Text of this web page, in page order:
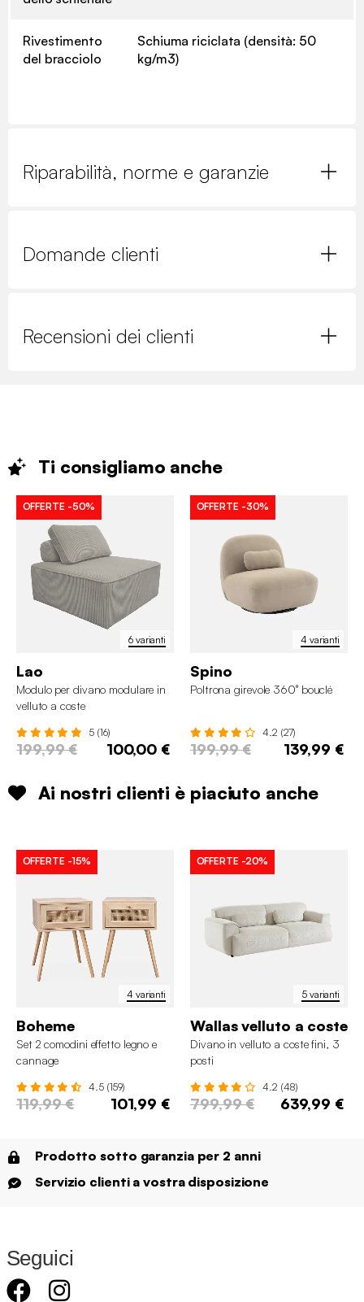
Rivestimento
del bracciolo
Schiuma riciclata (densità: 50
kg/m3)
Riparabilità, norme e garanzie
Domande clienti
Recensioni dei clienti
Ti consigliamo anche
6 varianti
OFFERTE -50%
Lao
Modulo per divano modulare in
velluto a coste
5 (16)
199,99 € 100,00 €
4 varianti
OFFERTE -30%
Spino
Poltrona girevole 360° bouclé
4.2 (27)
199,99 € 139,99 €
Ai nostri clienti è piaciuto anche
4 varianti
OFFERTE -15%
Boheme
Set 2 comodini effetto legno e
cannage
4.5 (159)
119,99 € 101,99 €
5 varianti
OFFERTE -20%
Wallas velluto a coste
Divano in velluto a coste fini, 3
posti
4.2 (48)
799,99 € 639,99 €
Prodotto sotto garanzia per 2 anni
Servizio clienti a vostra disposizione
Seguici